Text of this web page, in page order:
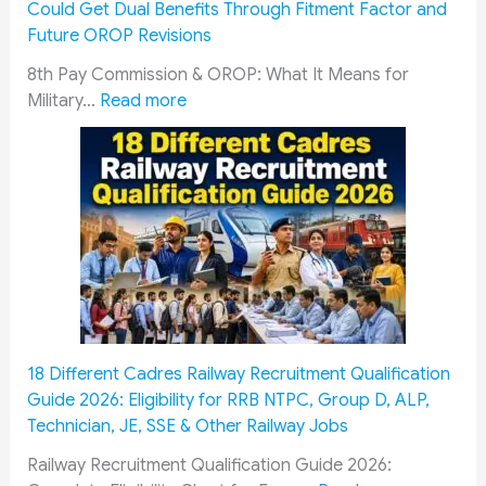
s
f
n
d
i
a
n
A
r
m
y
e
r
s
o
n
&
S
o
l
d
i
e
r
s
M
u
s
F
o
l
l
Could Get Dual Benefits Through Fitment Factor and
Future OROP Revisions
8th Pay Commission & OROP: What It Means for
Military… Read more:
8
t
h
P
a
y
C
o
m
i
s
s
i
18 Different Cadres Railway Recruitment Qualification
Guide 2026: Eligibility for RRB NTPC, Group D, ALP,
Technician, JE, SSE & Other Railway Jobs
Railway Recruitment Qualification Guide 2026: